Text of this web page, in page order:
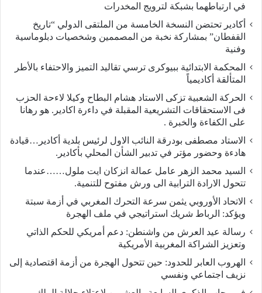
في ارتباطهما بشبكة لترويج المخدرات
أكادير تحتضن النسخة الخامسة من الملتقى الدولي “تاريخ
القفطان” بمشاركة نخبة من المصممين وشخصيات دبلوماسية
وفنية
المحكمة الابتدائية ببيوكرى ترسي تقاليد التميز والاحتفاء بالأطر
المتألقة أكاديمياً
الحركة الشعبية تزكى الاستاد هشام البطاح وكيلا لاءحة الحزب
فى الاستحقاقات التشريعية المقبلة في داءرة اكادير. هو رهانا
على الكفاءة والخبرة .
الاستاد مصطفى بودرقة النائب الاول لرئيس بلدية أكادير…قيادة
هادءة وحضور مؤتر في تدبير الشأن المحلي بأكادير.
السيد محمد الزهر عامل عمالة انزكان ايت ملول……عندما
تتحول الارادة الترابية الى ورش مفتوح للتنمية.
الاتحاد الأوروبي يثمن سرعة التحرك المغربي في أزمة سبتة
ويؤكد: الرباط شريك استراتيجي في ملف الهجرة
رسالة عيد العرش من واشنطن: دعم أمريكي للحكم الذاتي
وتعزيز الشراكة المغربية الأمريكية
​الهروب العابر للحدود: حين تتحول الهجرة من أزمة اقتصادية إلى
نزيف اجتماعي ونفسي